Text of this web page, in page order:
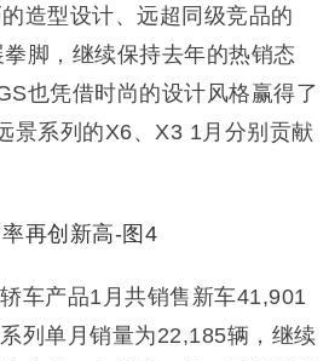
造型设计、远超同级竞品的
脚，继续保持去年的热销态
也凭借时尚的设计风格赢得了
景系列的X6、X3 1月分别贡献
车产品1月共销售新车41,901
列单月销量为22,185辆，继续